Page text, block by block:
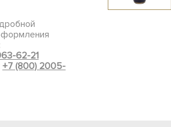
62-21
+7 (800) 2005-